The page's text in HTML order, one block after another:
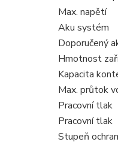
Max. napětí
Aku systém
Doporučený
Hmotnost
Kapacita
Max. průtok
Pracovní tlak
Pracovní tlak
Stupeň